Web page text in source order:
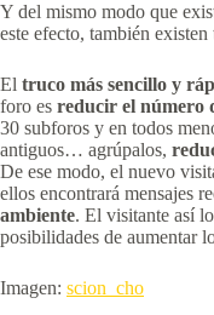
Y del mismo modo que
este efecto, también
El truco más sencillo y
foro es reducir el número
30 subforos y en todos
antiguos… agrúpalos,
De ese modo, el nuevo
ellos encontrará mensajes
ambiente. El visitante así
posibilidades de aumentar
Imagen: scion_cho